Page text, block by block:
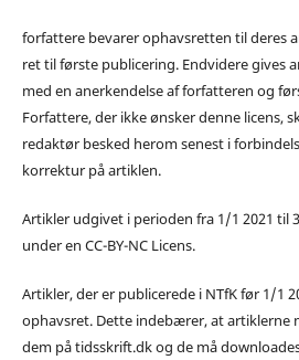
forfattere bevarer ophavsretten til deres
ret til første publicering. Endvidere gives
med en anerkendelse af forfatteren og
Forfattere, der ikke ønsker denne licens,
redaktør besked herom senest i
korrektur på artiklen.
Artikler udgivet i perioden fra 1/1 2021 til
under en CC-BY-NC Licens.
Artikler, der er publicerede i NTfK før 1/1
ophavsret. Dette indebærer, at artiklerne
dem på tidsskrift.dk og de må